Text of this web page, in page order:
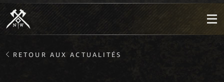
RETOUR AUX ACTUALITÉS